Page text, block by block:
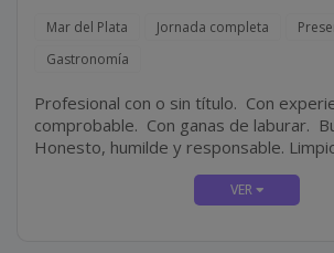
Mar del Plata Jornada completa
Gastronomía
Profesional con o sin título. Con experiencia
comprobable. Con ganas de laburar. Buen compañero.
Honesto, humilde y responsable. Limpio para si y para